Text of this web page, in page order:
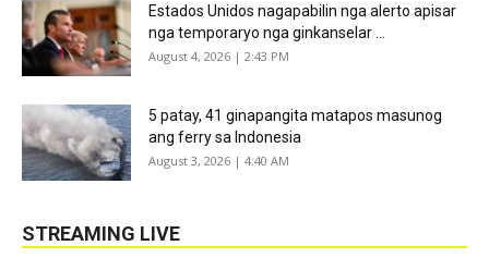
Estados Unidos nagapabilin nga alerto apisar
nga temporaryo nga ginkanselar ...
August 4, 2026 | 2:43 PM
5 patay, 41 ginapangita matapos masunog
ang ferry sa Indonesia
August 3, 2026 | 4:40 AM
STREAMING LIVE